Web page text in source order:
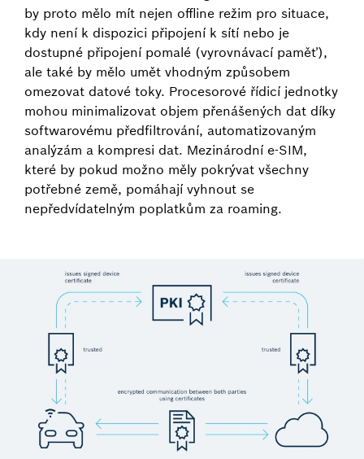
by proto mělo mít nejen offline režim pro situace,
kdy není k dispozici připojení k sítí nebo je
dostupné připojení pomalé (vyrovnávací paměť),
ale také by mělo umět vhodným způsobem
omezovat datové toky. Procesorové řídicí jednotky
mohou minimalizovat objem přenášených dat díky
softwarovému předfiltrování, automatizovaným
analýzám a kompresi dat. Mezinárodní e-SIM,
které by pokud možno měly pokrývat všechny
potřebné země, pomáhají vyhnout se
nepředvídatelným poplatkům za roaming.